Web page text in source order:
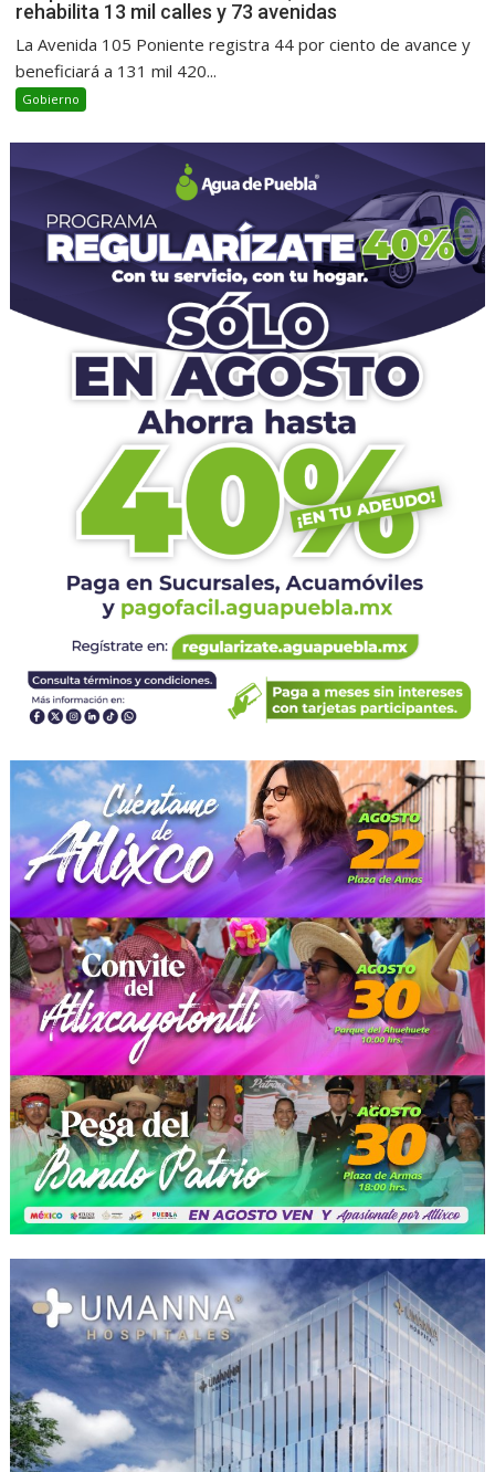
rehabilita 13 mil calles y 73 avenidas
La Avenida 105 Poniente registra 44 por ciento de avance y
beneficiará a 131 mil 420...
Gobierno